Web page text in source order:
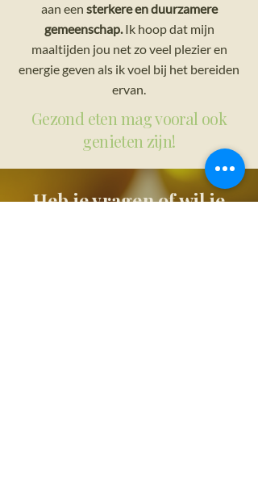
aan een sterkere en duurzamere
gemeenschap.Ik hoop dat mijn
maaltijden jou net zo veel plezier en
energie geven als ik voel bij het bereiden
ervan.
Gezond eten mag vooral ook
genieten zijn!
Heb je vragen of wil je